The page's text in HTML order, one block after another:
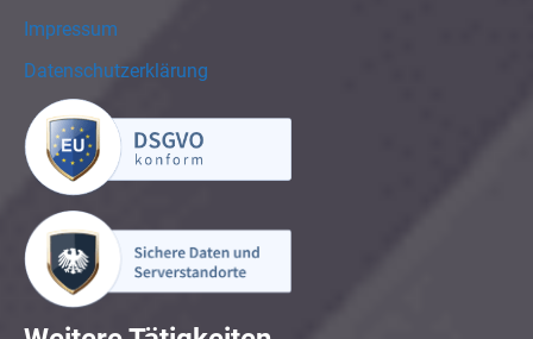
Impressum
Datenschutzerklärung